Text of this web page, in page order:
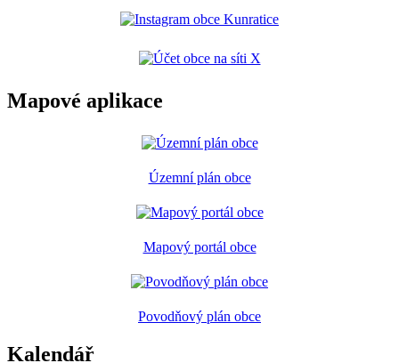
Mapové aplikace
Územní plán obce
Mapový portál obce
Povodňový plán obce
Kalendář